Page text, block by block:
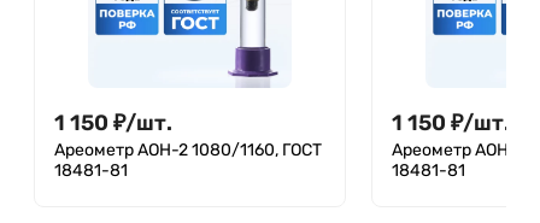
1 150 ₽/шт.
Ареометр АОН-2 1080/1160, ГОСТ
18481-81
1 150 ₽/шт.
Ареометр АОН-2
18481-81